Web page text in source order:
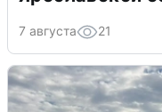
7 августа 21